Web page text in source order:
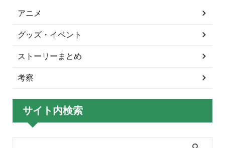
アニメ
グッズ・イベント
ストーリーまとめ
考察
サイト内検索